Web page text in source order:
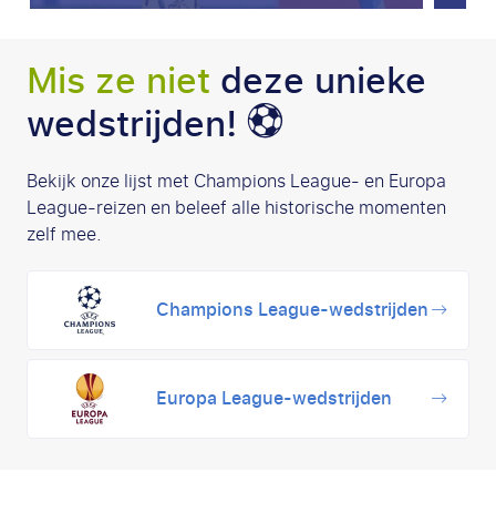
Mis ze nietdeze unieke
wedstrijden!
Bekijk onze lijst met Champions League- en Europa
League-reizen en beleef alle historische momenten
zelf mee.
Champions League-wedstrijden
Europa League-wedstrijden